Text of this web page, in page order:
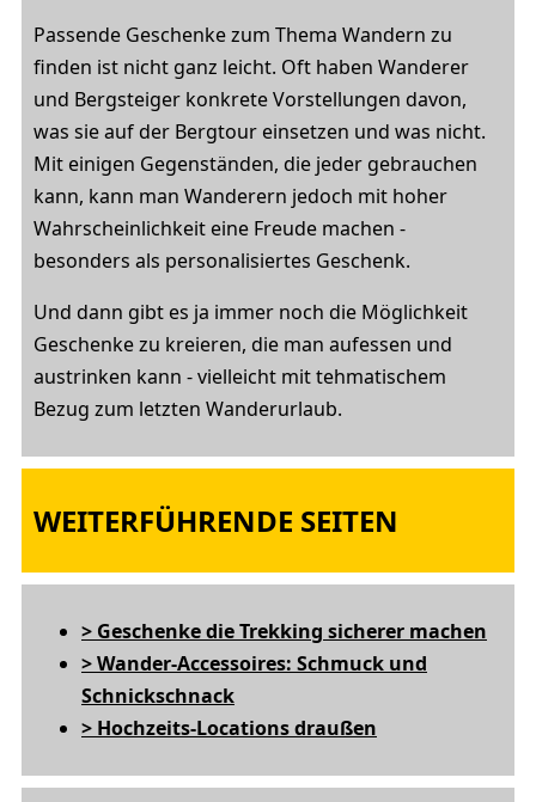
Passende Geschenke zum Thema Wandern zu
finden ist nicht ganz leicht. Oft haben Wanderer
und Bergsteiger konkrete Vorstellungen davon,
was sie auf der Bergtour einsetzen und was nicht.
Mit einigen Gegenständen, die jeder gebrauchen
kann, kann man Wanderern jedoch mit hoher
Wahrscheinlichkeit eine Freude machen -
besonders als personalisiertes Geschenk.
Und dann gibt es ja immer noch die Möglichkeit
Geschenke zu kreieren, die man aufessen und
austrinken kann - vielleicht mit tehmatischem
Bezug zum letzten Wanderurlaub.
WEITERFÜHRENDE SEITEN
> Geschenke die Trekking sicherer machen
> Wander-Accessoires: Schmuck und
Schnickschnack
> Hochzeits-Locations draußen